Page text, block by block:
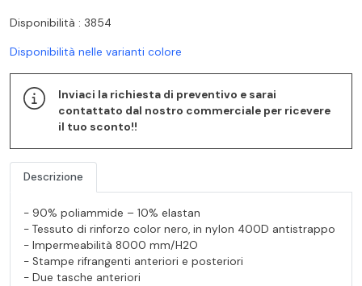
Disponibilità : 3854
Disponibilità nelle varianti colore
Inviaci la richiesta di preventivo e sarai
contattato dal nostro commerciale per ricevere
il tuo sconto!!
Descrizione
- 90% poliammide – 10% elastan
- Tessuto di rinforzo color nero, in nylon 400D antistrappo
- Impermeabilità 8000 mm/H2O
- Stampe rifrangenti anteriori e posteriori
- Due tasche anteriori